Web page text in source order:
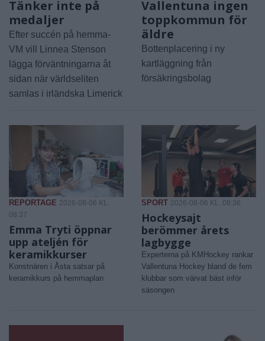
Tänker inte på
medaljer
Efter succén på hemma-
VM vill Linnea Stenson
lägga förväntningarna åt
sidan när världseliten
samlas i irländska Limerick
Vallentuna ingen
toppkommun för
äldre
Bottenplacering i ny
kartläggning från
försäkringsbolag
REPORTAGE 2026-08-06 KL.
08:37
Emma Tryti öppnar
upp ateljén för
keramikkurser
Konstnären i Åsta satsar på
keramikkurs på hemmaplan
SPORT 2026-08-06 KL. 08:36
Hockeysajt
berömmer årets
lagbygge
Experterna på KMHockey rankar
Vallentuna Hockey bland de fem
klubbar som värvat bäst inför
säsongen